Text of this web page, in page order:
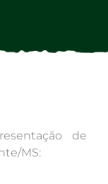
de
MS: